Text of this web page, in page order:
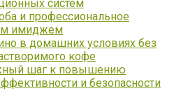
систем
и профессиональное
имиджем
в домашних условиях без
кофе
шаг к повышению
и безопасности